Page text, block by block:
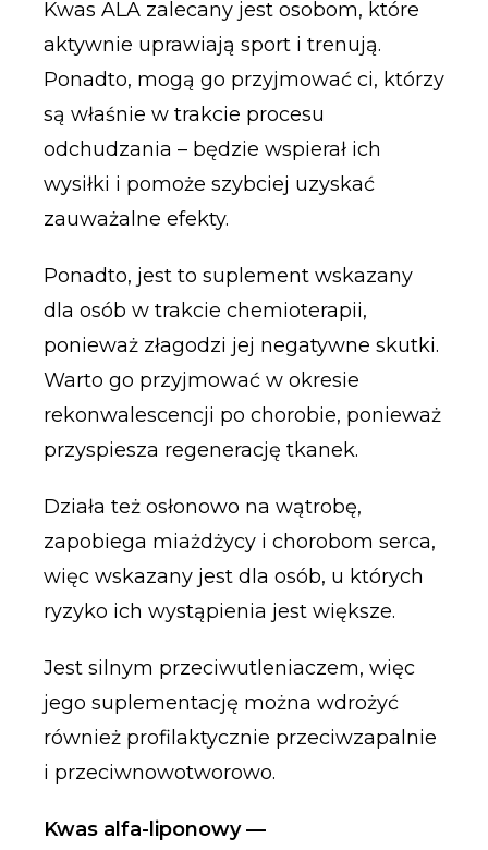
Kwas ALA zalecany jest osobom, które
aktywnie uprawiają sport i trenują.
Ponadto, mogą go przyjmować ci, którzy
są właśnie w trakcie procesu
odchudzania – będzie wspierał ich
wysiłki i pomoże szybciej uzyskać
zauważalne efekty.
Ponadto, jest to suplement wskazany
dla osób w trakcie chemioterapii,
ponieważ złagodzi jej negatywne skutki.
Warto go przyjmować w okresie
rekonwalescencji po chorobie, ponieważ
przyspiesza regenerację tkanek.
Działa też osłonowo na wątrobę,
zapobiega miażdżycy i chorobom serca,
więc wskazany jest dla osób, u których
ryzyko ich wystąpienia jest większe.
Jest silnym przeciwutleniaczem, więc
jego suplementację można wdrożyć
również profilaktycznie przeciwzapalnie
i przeciwnowotworowo.
Kwas alfa-liponowy —